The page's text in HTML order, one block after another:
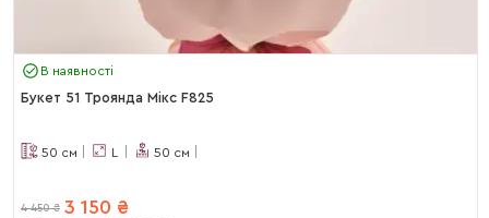
В наявності
Букет 51 Троянда Мікс F825
50 см L 50 см
4 450 ₴ 3 150 ₴